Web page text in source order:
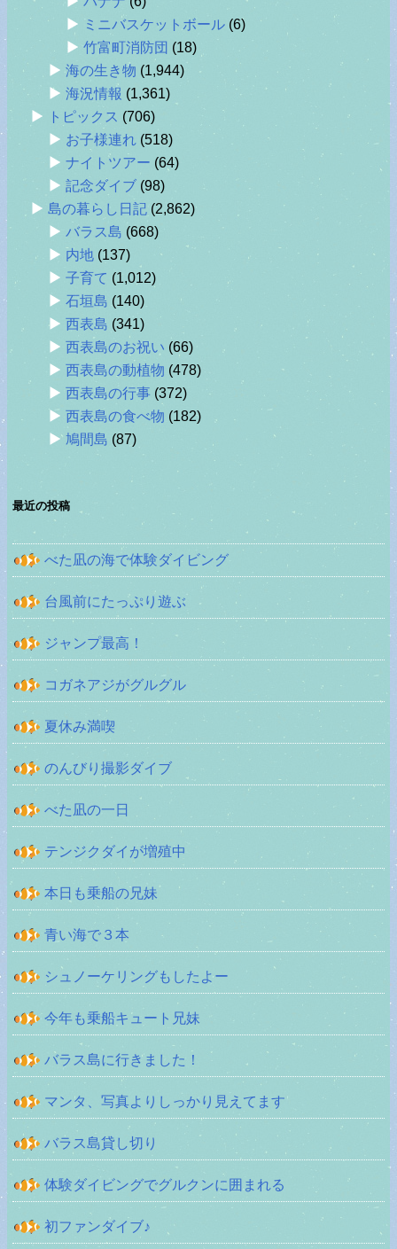
ミニバスケットボール (6)
竹富町消防団 (18)
海の生き物 (1,944)
海況情報 (1,361)
トピックス (706)
お子様連れ (518)
ナイトツアー (64)
記念ダイブ (98)
島の暮らし日記 (2,862)
バラス島 (668)
内地 (137)
子育て (1,012)
石垣島 (140)
西表島 (341)
西表島のお祝い (66)
西表島の動植物 (478)
西表島の行事 (372)
西表島の食べ物 (182)
鳩間島 (87)
最近の投稿
べた凪の海で体験ダイビング
台風前にたっぷり遊ぶ
ジャンプ最高！
コガネアジがグルグル
夏休み満喫
のんびり撮影ダイブ
べた凪の一日
テンジクダイが増殖中
本日も乗船の兄妹
青い海で３本
シュノーケリングもしたよー
今年も乗船キュート兄妹
バラス島に行きました！
マンタ、写真よりしっかり見えてます
バラス島貸し切り
体験ダイビングでグルクンに囲まれる
初ファンダイブ♪